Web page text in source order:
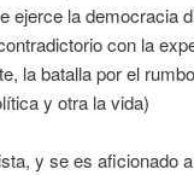
ejerce la democracia
con la
la batalla por el
y otra la vida)
y se es aficionado